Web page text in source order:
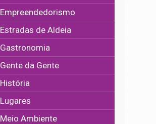
Empreendedorismo
Estradas de Aldeia
Gastronomia
Gente da Gente
História
Lugares
Meio Ambiente